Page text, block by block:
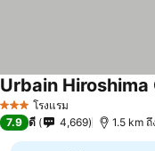
3 ดาว โรงแรม
Urbain Hiroshima
7.9 ดี 4,669 1.5 km ถึ